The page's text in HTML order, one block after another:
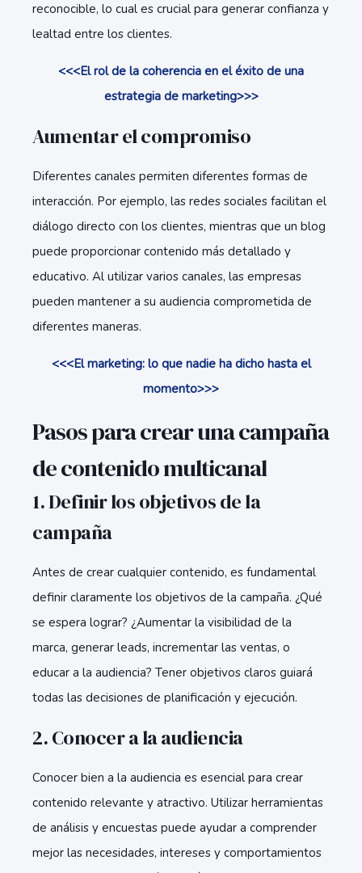
reconocible, lo cual es crucial para generar confianza y
lealtad entre los clientes.
<<<El rol de la coherencia en el éxito de una
estrategia de marketing>>>
Aumentar el compromiso
Diferentes canales permiten diferentes formas de
interacción. Por ejemplo, las redes sociales facilitan el
diálogo directo con los clientes, mientras que un blog
puede proporcionar contenido más detallado y
educativo. Al utilizar varios canales, las empresas
pueden mantener a su audiencia comprometida de
diferentes maneras.
<<<El marketing: lo que nadie ha dicho hasta el
momento>>>
Pasos para crear una campaña
de contenido multicanal
1. Definir los objetivos de la
campaña
Antes de crear cualquier contenido, es fundamental
definir claramente los objetivos de la campaña. ¿Qué
se espera lograr? ¿Aumentar la visibilidad de la
marca, generar leads, incrementar las ventas, o
educar a la audiencia? Tener objetivos claros guiará
todas las decisiones de planificación y ejecución.
2. Conocer a la audiencia
Conocer bien a la audiencia es esencial para crear
contenido relevante y atractivo. Utilizar herramientas
de análisis y encuestas puede ayudar a comprender
mejor las necesidades, intereses y comportamientos